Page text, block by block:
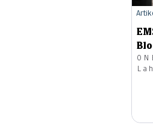
Lah